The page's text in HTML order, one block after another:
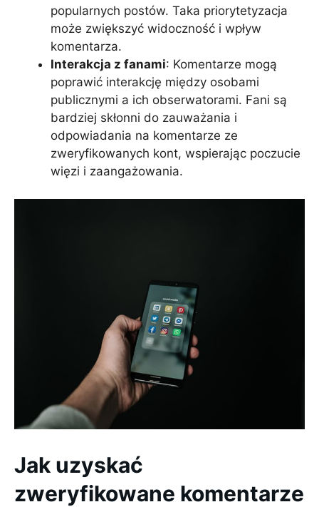
popularnych postów. Taka priorytetyzacja
może zwiększyć widoczność i wpływ
komentarza.
Interakcja z fanami: Komentarze mogą
poprawić interakcję między osobami
publicznymi a ich obserwatorami. Fani są
bardziej skłonni do zauważania i
odpowiadania na komentarze ze
zweryfikowanych kont, wspierając poczucie
więzi i zaangażowania.
Jak uzyskać
zweryfikowane komentarze